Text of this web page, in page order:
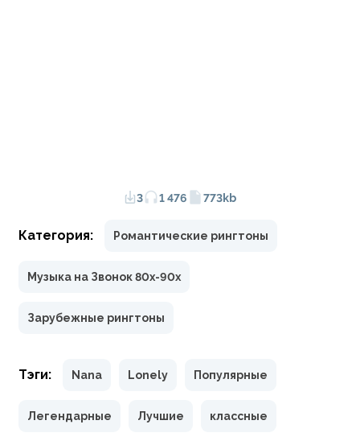
3 1 476 773kb
Категория: Романтические рингтоны
Музыка на Звонок 80х-90х
Зарубежные рингтоны
Тэги: Nana Lonely Популярные
Легендарные Лучшие классные